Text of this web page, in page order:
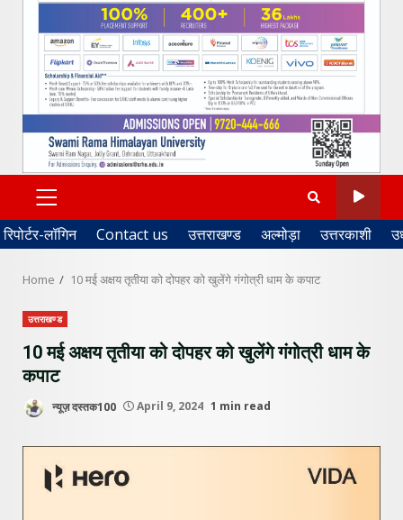
PRIMARY
MENU
रिपोर्टर-लॉगिन Contact us उत्तराखण्ड अल्मोड़ा उत्तरकाशी
Home 10 मई अक्षय तृतीया को दोपहर को खुलेंगे गंगोत्री धाम के कपाट
उत्तराखण्ड
10 मई अक्षय तृतीया को दोपहर को खुलेंगे गंगोत्री धाम के
कपाट
न्यूज़ दस्तक100 April 9, 2024 1 min read